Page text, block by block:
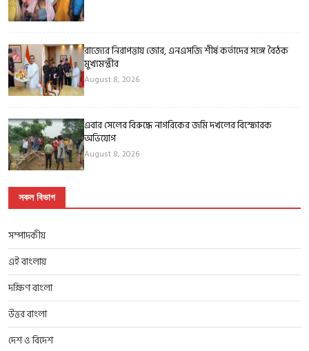
রাজ্যের নিরাপত্তায় জোর, এনএসজি শীর্ষ কর্তাদের সঙ্গে বৈঠক
মুখ্যমন্ত্রীর
August 8, 2026
এবার সেলের বিরুদ্ধে নাগরিকের জমি দখলের বিস্ফোরক
অভিযোগ
August 8, 2026
সকল বিভাগ
সম্পাদকীয়
এই বাংলায়
দক্ষিণ বাংলা
উত্তর বাংলা
দেশ ও বিদেশ